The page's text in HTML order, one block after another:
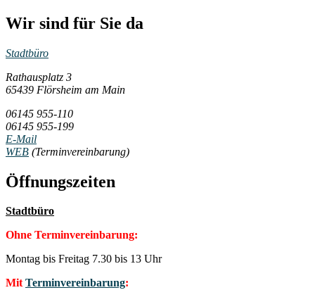
Wir sind für Sie da
Stadtbüro
Rathausplatz 3
65439 Flörsheim am Main
06145 955-110
06145 955-199
E-Mail
WEB (Terminvereinbarung)
Öffnungszeiten
Stadtbüro
Ohne Terminvereinbarung:
Montag bis Freitag 7.30 bis 13 Uhr
Mit Terminvereinbarung: